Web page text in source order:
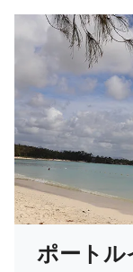
ポート